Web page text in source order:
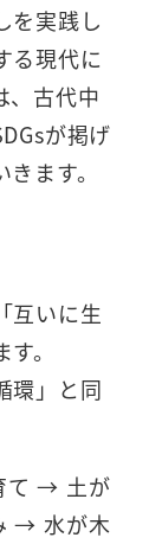
を実践し
る現代に
、古代中
が掲げ
ます。
互いに生
。
環」と同
て → 土が
→ 水が木